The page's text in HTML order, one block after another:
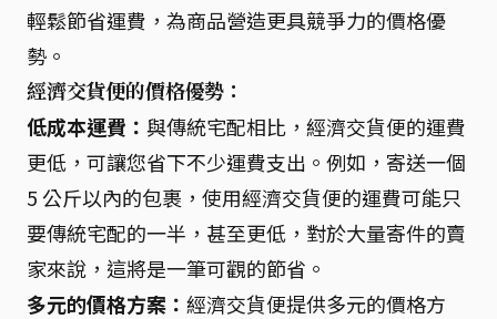
輕鬆節省運費，為商品營造更具競爭力的價格優
勢。
經濟交貨便的價格優勢：
低成本運費： 與傳統宅配相比，經濟交貨便的運費
更低，可讓您省下不少運費支出。例如，寄送一個
5 公斤以內的包裹，使用經濟交貨便的運費可能只
要傳統宅配的一半，甚至更低，對於大量寄件的賣
家來說，這將是一筆可觀的節省。
多元的價格方案： 經濟交貨便提供多元的價格方